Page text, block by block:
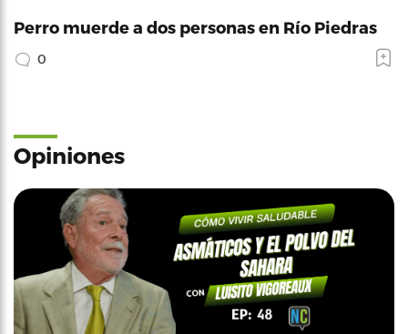
Perro muerde a dos personas en Río Piedras
0
Opiniones